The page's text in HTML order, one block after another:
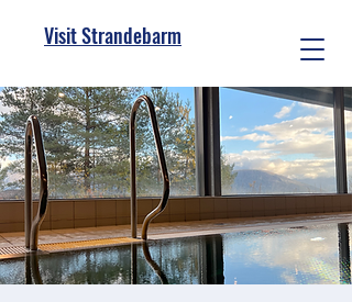
Visit Strandebarm